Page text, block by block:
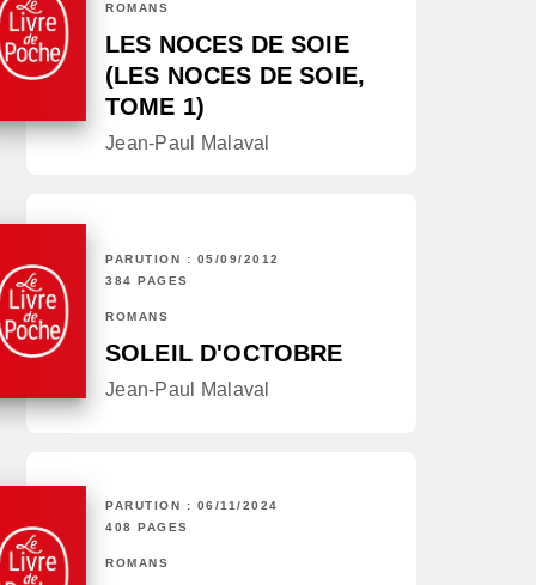
ROMANS
LES NOCES DE SOIE
(LES NOCES DE SOIE,
TOME 1)
Jean-Paul Malaval
PARUTION : 05/09/2012
384 PAGES
ROMANS
SOLEIL D'OCTOBRE
Jean-Paul Malaval
PARUTION : 06/11/2024
408 PAGES
ROMANS